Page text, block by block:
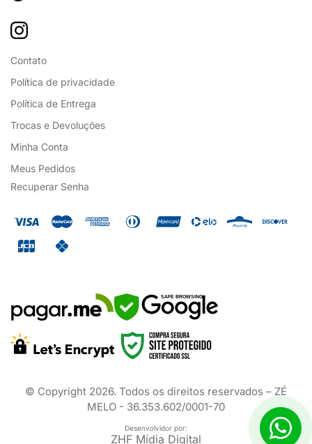
Contato
Política de privacidade
Política de Entrega
Trocas e Devoluções
Minha Conta
Meus Pedidos
Recuperar Senha
SAFE BROWSING
© Copyright 2026. Todos os direitos reservados – ZÉ
MELO - 36.353.602/0001-70
Desenvolvidor por:
ZHF Mídia Digital